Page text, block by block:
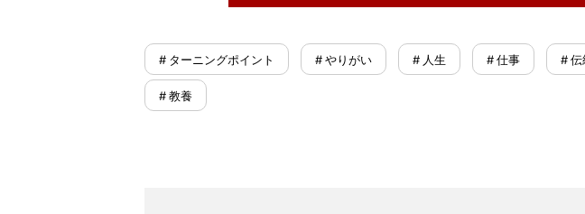
# ターニングポイント # やりがい # 人生 # 仕事 #
# 教養